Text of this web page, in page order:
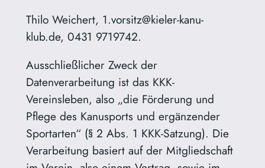
Thilo Weichert, 1.vorsitz@kieler-kanu-
klub.de, 0431 9719742.
Ausschließlicher Zweck der
Datenverarbeitung ist das KKK-
Vereinsleben, also „die Förderung und
Pflege des Kanusports und ergänzender
Sportarten“ (§ 2 Abs. 1 KKK-Satzung). Die
Verarbeitung basiert auf der Mitgliedschaft